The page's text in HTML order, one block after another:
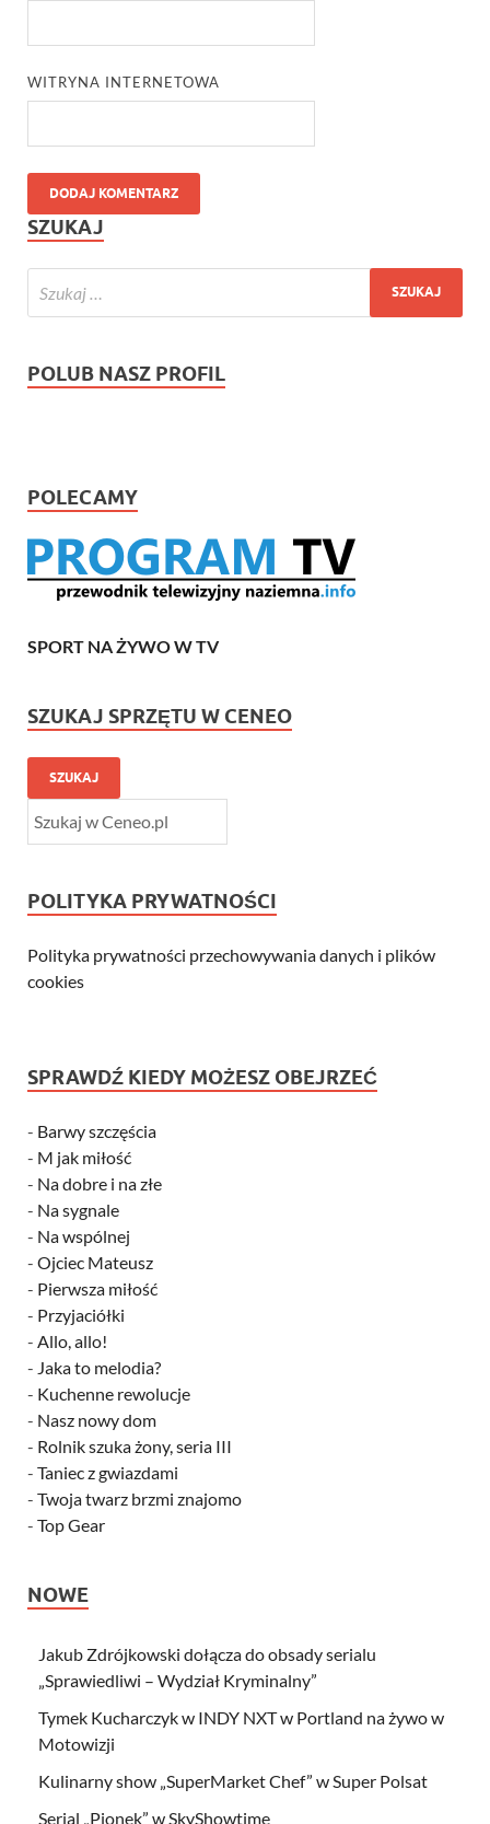
WITRYNA INTERNETOWA
SZUKAJ
POLUB NASZ PROFIL
POLECAMY
SPORT NA ŻYWO W TV
SZUKAJ SPRZĘTU W CENEO
SZUKAJ
POLITYKA PRYWATNOŚCI
Polityka prywatności przechowywania danych i plików
cookies
SPRAWDŹ KIEDY MOŻESZ OBEJRZEĆ
- Barwy szczęścia
- M jak miłość
- Na dobre i na złe
- Na sygnale
- Na wspólnej
- Ojciec Mateusz
- Pierwsza miłość
- Przyjaciółki
- Allo, allo!
- Jaka to melodia?
- Kuchenne rewolucje
- Nasz nowy dom
- Rolnik szuka żony, seria III
- Taniec z gwiazdami
- Twoja twarz brzmi znajomo
- Top Gear
NOWE
Jakub Zdrójkowski dołącza do obsady serialu
„Sprawiedliwi – Wydział Kryminalny”
Tymek Kucharczyk w INDY NXT w Portland na żywo w
Motowizji
Kulinarny show „SuperMarket Chef” w Super Polsat
Serial „Pionek” w SkyShowtime